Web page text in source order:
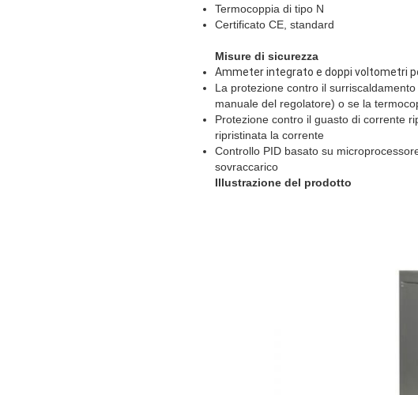
Termocoppia di tipo N
Certificato CE, standard
Misure di sicurezza
Ammeter integrato e doppi voltometri
La protezione contro il
manuale del regolatore) o se la
Protezione contro il guasto di corrente
ripristinata la corrente
Controllo PID basato su
sovraccarico
Illustrazione del prodotto